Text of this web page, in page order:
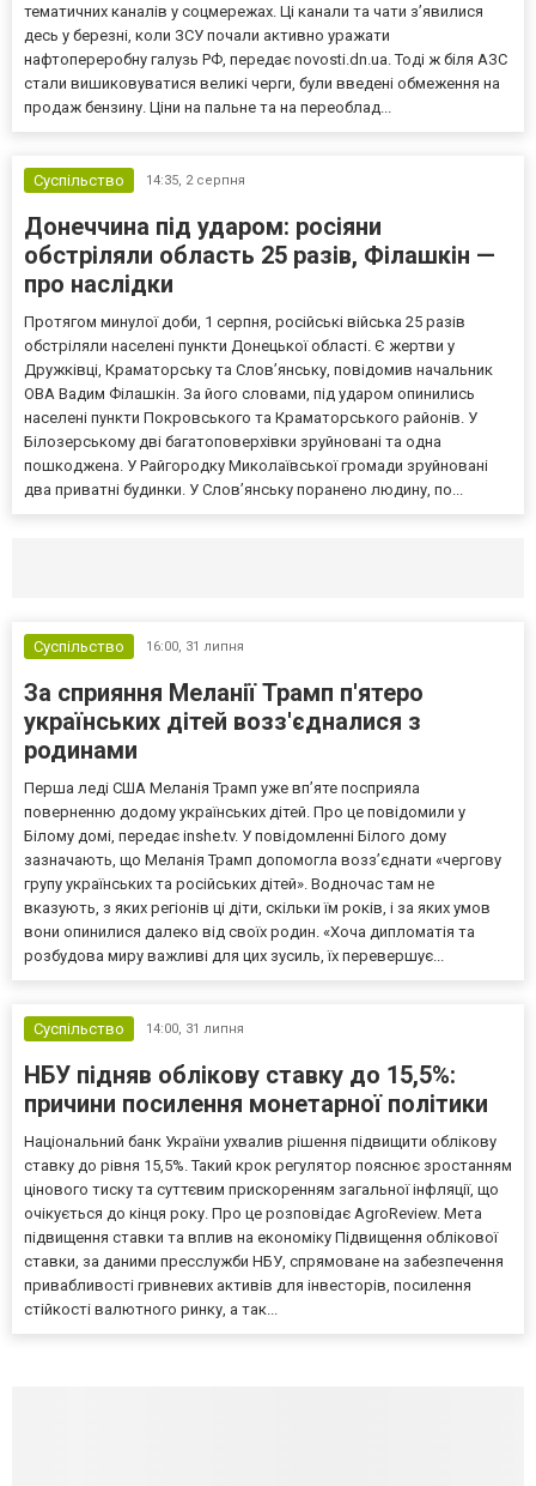
тематичних каналів у соцмережах. Ці канали та чати з’явилися
десь у березні, коли ЗСУ почали активно уражати
нафтопереробну галузь РФ, передає novosti.dn.ua. Тоді ж біля АЗС
стали вишиковуватися великі черги, були введені обмеження на
продаж бензину. Ціни на пальне та на переоблад...
Суспільство 14:35, 2 серпня
Донеччина під ударом: росіяни
обстріляли область 25 разів, Філашкін —
про наслідки
Протягом минулої доби, 1 серпня, російські війська 25 разів
обстріляли населені пункти Донецької області. Є жертви у
Дружківці, Краматорську та Слов’янську, повідомив начальник
ОВА Вадим Філашкін. За його словами, під ударом опинились
населені пункти Покровського та Краматорського районів. У
Білозерському дві багатоповерхівки зруйновані та одна
пошкоджена. У Райгородку Миколаївської громади зруйновані
два приватні будинки. У Слов’янську поранено людину, по...
Суспільство 16:00, 31 липня
За сприяння Меланії Трамп п'ятеро
українських дітей возз'єдналися з
родинами
Перша леді США Меланія Трамп уже впʼяте посприяла
поверненню додому українських дітей. Про це повідомили у
Білому домі, передає inshe.tv. У повідомленні Білого дому
зазначають, що Меланія Трамп допомогла возз’єднати «чергову
групу українських та російських дітей». Водночас там не
вказують, з яких регіонів ці діти, скільки їм років, і за яких умов
вони опинилися далеко від своїх родин. «Хоча дипломатія та
розбудова миру важливі для цих зусиль, їх перевершує...
Суспільство 14:00, 31 липня
НБУ підняв облікову ставку до 15,5%:
причини посилення монетарної політики
Національний банк України ухвалив рішення підвищити облікову
ставку до рівня 15,5%. Такий крок регулятор пояснює зростанням
цінового тиску та суттєвим прискоренням загальної інфляції, що
очікується до кінця року. Про це розповідає AgroReview. Мета
підвищення ставки та вплив на економіку Підвищення облікової
ставки, за даними пресслужби НБУ, спрямоване на забезпечення
привабливості гривневих активів для інвесторів, посилення
стійкості валютного ринку, а так...